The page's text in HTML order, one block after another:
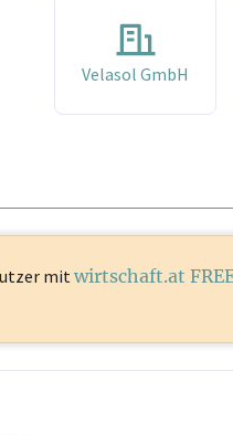
Velasol GmbH
mit wirtschaft.at